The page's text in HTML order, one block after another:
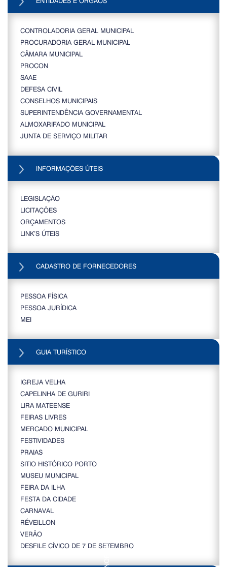
CONTROLADORIA GERAL MUNICIPAL
PROCURADORIA GERAL MUNICIPAL
CÂMARA MUNICIPAL
PROCON
SAAE
DEFESA CIVIL
CONSELHOS MUNICIPAIS
SUPERINTENDÊNCIA GOVERNAMENTAL
ALMOXARIFADO MUNICIPAL
JUNTA DE SERVIÇO MILITAR
INFORMAÇÕES ÚTEIS
LEGISLAÇÃO
LICITAÇÕES
ORÇAMENTOS
LINK’S ÚTEIS
CADASTRO DE FORNECEDORES
PESSOA FÍSICA
PESSOA JURÍDICA
MEI
GUIA TURÍSTICO
IGREJA VELHA
CAPELINHA DE GURIRI
LIRA MATEENSE
FEIRAS LIVRES
MERCADO MUNICIPAL
FESTIVIDADES
PRAIAS
SITIO HISTÓRICO PORTO
MUSEU MUNICIPAL
FEIRA DA ILHA
FESTA DA CIDADE
CARNAVAL
RÉVEILLON
VERÃO
DESFILE CÍVICO DE 7 DE SETEMBRO